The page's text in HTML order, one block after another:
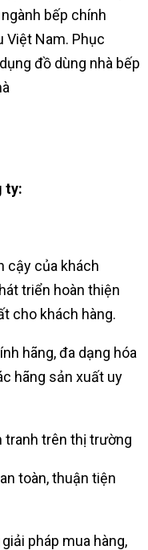
bếp chính
Việt Nam. Phục
đồ dùng nhà bếp
ty:
cậy của khách
triển hoàn thiện
cho khách hàng.
hãng, đa dạng hóa
hãng sản xuất uy
tranh trên thị trường
toàn, thuận tiện
pháp mua hàng,